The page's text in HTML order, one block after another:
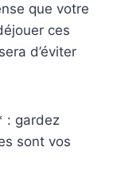
que votre
ces
d’éviter
: gardez
sont vos